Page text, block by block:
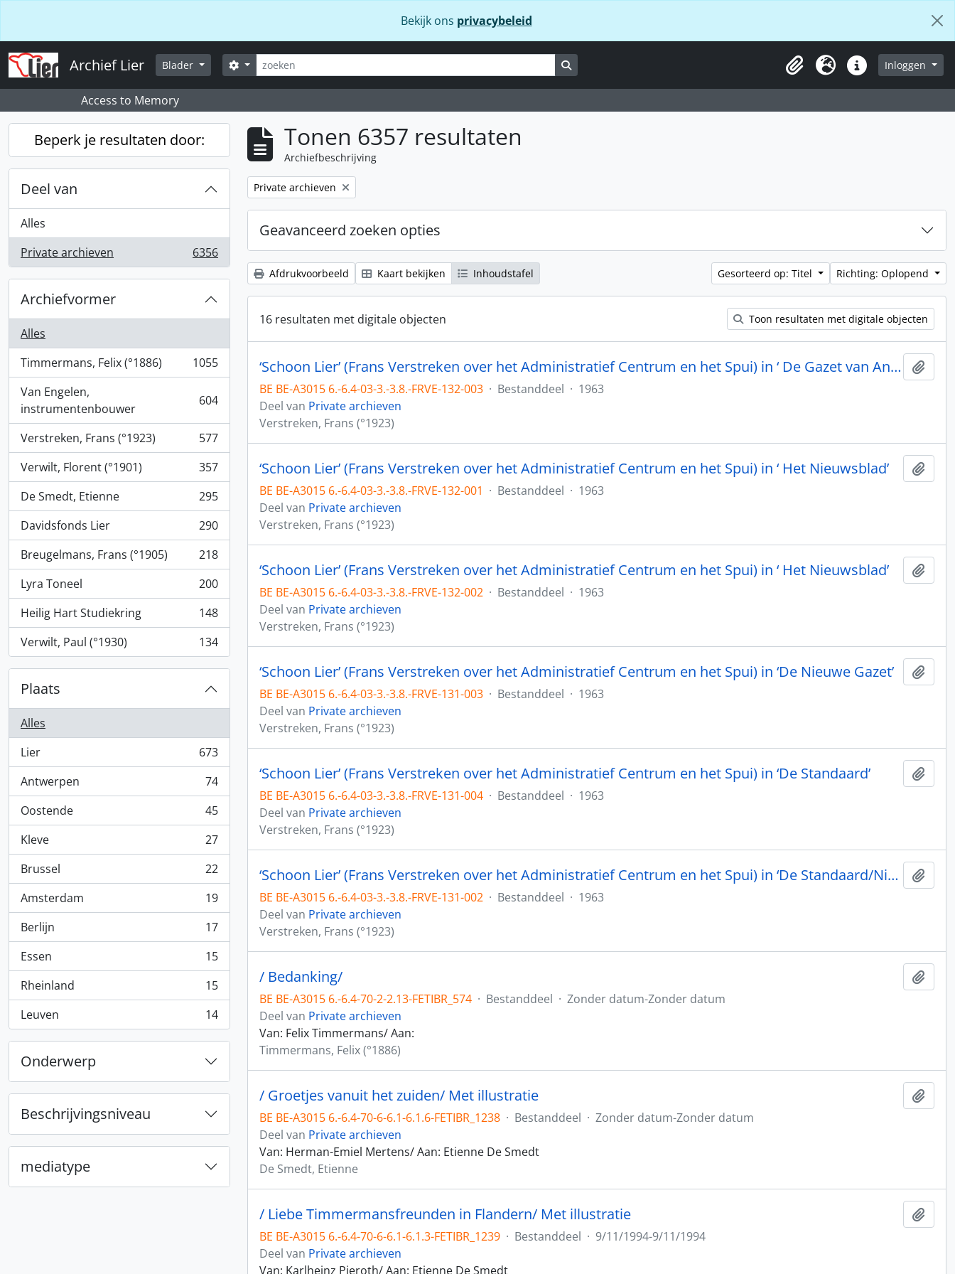
Bekijk ons privacybeleid
Archief Lier Blader Zoeken
Zoek opties Zoeken op bladerpagina
Klembord
Taal Snelle linksInloggen
Access to Memory
Beperk je resultaten door:
Deel van
Alles
Private archieven
, 6356 Resultaten 6356
Archiefvormer
Alles
Timmermans, Felix (°1886)
, 1055 Resultaten
1055
Van Engelen,
instrumentenbouwer
, 604 Resultaten 604
Verstreken, Frans (°1923)
, 577 Resultaten
577
Verwilt, Florent (°1901)
, 357 Resultaten
357
De Smedt, Etienne
, 295 Resultaten
295
Davidsfonds Lier
, 290 Resultaten
290
Breugelmans, Frans (°1905)
, 218 Resultaten
218
Lyra Toneel
, 200 Resultaten
200
Heilig Hart Studiekring
, 148 Resultaten
148
Verwilt, Paul (°1930)
, 134 Resultaten 134
Plaats
Alles
Lier
, 673 Resultaten
673
Antwerpen
, 74 Resultaten
74
Oostende
, 45 Resultaten
45
Kleve
, 27 Resultaten
27
Brussel
, 22 Resultaten
22
Amsterdam
, 19 Resultaten
19
Berlijn
, 17 Resultaten
17
Essen
, 15 Resultaten
15
Rheinland
, 15 Resultaten
15
Leuven
, 14 Resultaten 14
Onderwerp
Beschrijvingsniveau
mediatype
Tonen 6357 resultaten
Archiefbeschrijving
Verwijder filter:
Private archieven
Geavanceerd zoeken opties
Afdrukvoorbeeld Kaart bekijken Inhoudstafel Gesorteerd op: Titel Richting: Oplopend
16 resultaten met digitale objecten Toon resultaten met digitale objecten
‘Schoon Lier’ (Frans Verstreken over het Administratief Centrum en het Spui) in ‘ De Gazet van Antwerpen’
BE BE-A3015 6.-6.4-03-3.-3.8.-FRVE-132-003 · Bestanddeel · 1963
Deel van Private archieven
Verstreken, Frans (°1923)
‘Schoon Lier’ (Frans Verstreken over het Administratief Centrum en het Spui) in ‘ Het Nieuwsblad’
BE BE-A3015 6.-6.4-03-3.-3.8.-FRVE-132-001 · Bestanddeel · 1963
Deel van Private archieven
Verstreken, Frans (°1923)
‘Schoon Lier’ (Frans Verstreken over het Administratief Centrum en het Spui) in ‘ Het Nieuwsblad’
BE BE-A3015 6.-6.4-03-3.-3.8.-FRVE-132-002 · Bestanddeel · 1963
Deel van Private archieven
Verstreken, Frans (°1923)
‘Schoon Lier’ (Frans Verstreken over het Administratief Centrum en het Spui) in ‘De Nieuwe Gazet’
BE BE-A3015 6.-6.4-03-3.-3.8.-FRVE-131-003 · Bestanddeel · 1963
Deel van Private archieven
Verstreken, Frans (°1923)
‘Schoon Lier’ (Frans Verstreken over het Administratief Centrum en het Spui) in ‘De Standaard’
BE BE-A3015 6.-6.4-03-3.-3.8.-FRVE-131-004 · Bestanddeel · 1963
Deel van Private archieven
Verstreken, Frans (°1923)
‘Schoon Lier’ (Frans Verstreken over het Administratief Centrum en het Spui) in ‘De Standaard/Nieuwsblad’
BE BE-A3015 6.-6.4-03-3.-3.8.-FRVE-131-002 · Bestanddeel · 1963
Deel van Private archieven
Verstreken, Frans (°1923)
/ Bedanking/
BE BE-A3015 6.-6.4-70-2-2.13-FETIBR_574 · Bestanddeel · Zonder datum-Zonder datum
Deel van Private archieven
Van: Felix Timmermans/ Aan:
Timmermans, Felix (°1886)
/ Groetjes vanuit het zuiden/ Met illustratie
BE BE-A3015 6.-6.4-70-6-6.1-6.1.6-FETIBR_1238 · Bestanddeel · Zonder datum-Zonder datum
Deel van Private archieven
Van: Herman-Emiel Mertens/ Aan: Etienne De Smedt
De Smedt, Etienne
/ Liebe Timmermansfreunden in Flandern/ Met illustratie
BE BE-A3015 6.-6.4-70-6-6.1-6.1.3-FETIBR_1239 · Bestanddeel · 9/11/1994-9/11/1994
Deel van Private archieven
Van: Karlheinz Pieroth/ Aan: Etienne De Smedt